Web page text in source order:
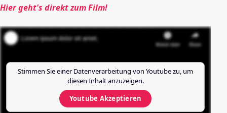
Hier geht's direkt zum Film!
Stimmen Sie einer Datenverarbeitung von Youtubezu, um
diesen Inhalt anzuzeigen.
Youtube Akzeptieren